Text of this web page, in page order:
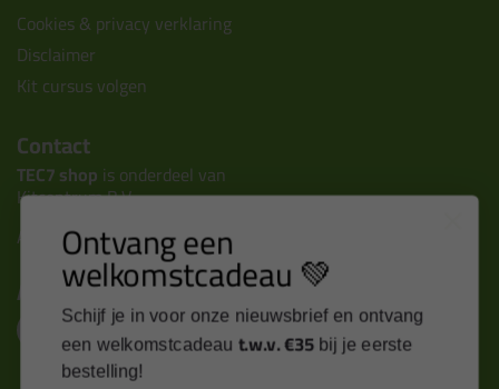
Cookies & privacy verklaring
Disclaimer
Kit cursus volgen
Contact
TEC7 shop is onderdeel van
Kitcentrum B.V.
Alle contactgegevens >
Altijd op de hoogte blijven?
Ontvang een
welkomstcadeau 💚
Schijf je in voor onze nieuwsbrief en ontvang
een welkomstcadeau t.w.v. €35 bij je eerste
bestelling!